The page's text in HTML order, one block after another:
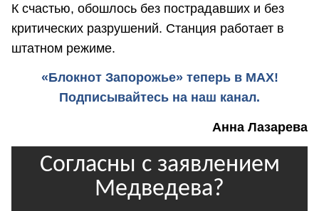
К счастью, обошлось без пострадавших и без
критических разрушений. Станция работает в
штатном режиме.
«Блокнот Запорожье» теперь в MAX!
Подписывайтесь на наш канал.
Анна Лазарева